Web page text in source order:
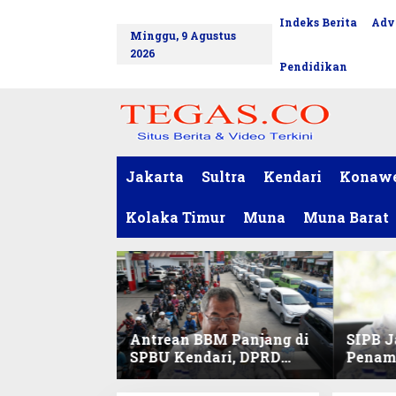
Minggu, 9 Agustus
2026
Indeks Berita
Pendidikan
Jakarta Sultra Kendari
Kolaka Timur Muna Muna Barat
Antrean BBM Panjang di
SPBU Kendari, DPRD
Sultra Duga Sistem
SIPB